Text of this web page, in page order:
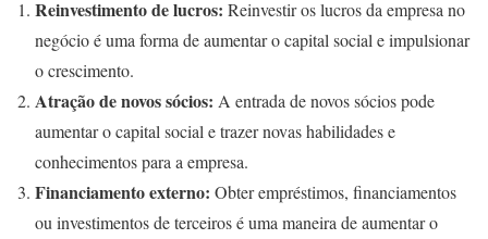
Reinvestimento de lucros: Reinvestir os lucros da empresa no
negócio é uma forma de aumentar o capital social e impulsionar
o crescimento.
Atração de novos sócios: A entrada de novos sócios pode
aumentar o capital social e trazer novas habilidades e
conhecimentos para a empresa.
Financiamento externo: Obter empréstimos, financiamentos
ou investimentos de terceiros é uma maneira de aumentar o